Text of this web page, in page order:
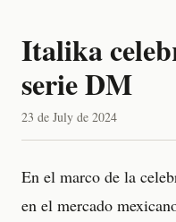
Italika
serie DM
23 de July de 2024
En el marco de la
en el mercado